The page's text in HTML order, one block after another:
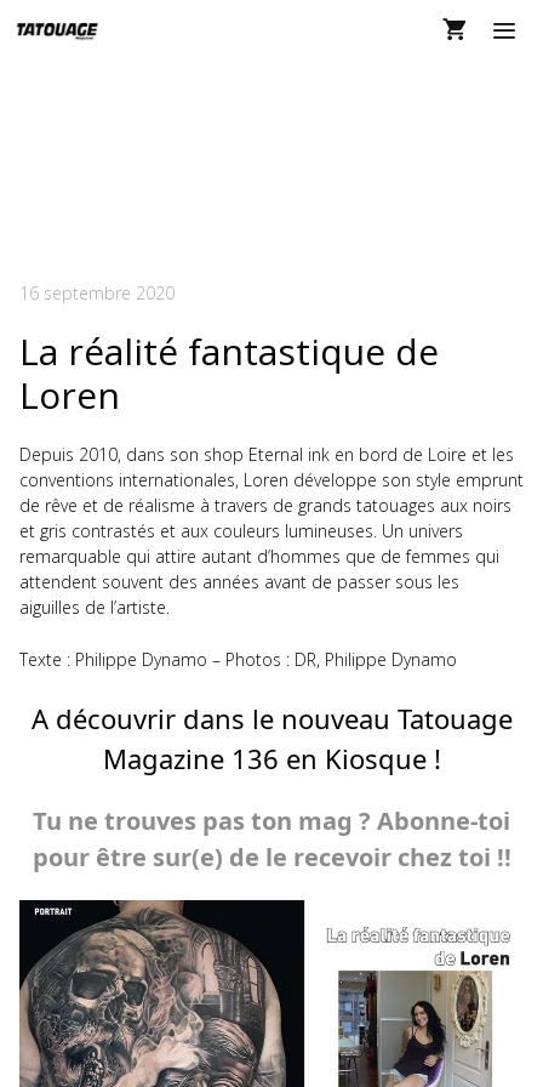
au
16 septembre 2020
La réalité fantastique de
Loren
Depuis 2010, dans son shop Eternal ink en bord de Loire et les
conventions internationales, Loren développe son style emprunt
de rêve et de réalisme à travers de grands tatouages aux noirs
et gris contrastés et aux couleurs lumineuses. Un univers
remarquable qui attire autant d’hommes que de femmes qui
attendent souvent des années avant de passer sous les
aiguilles de l’artiste.
Texte : Philippe Dynamo – Photos : DR, Philippe Dynamo
A découvrir dans le nouveau Tatouage
Magazine 136 en Kiosque !
Tu ne trouves pas ton mag ? Abonne-toi
pour être sur(e) de le recevoir chez toi !!